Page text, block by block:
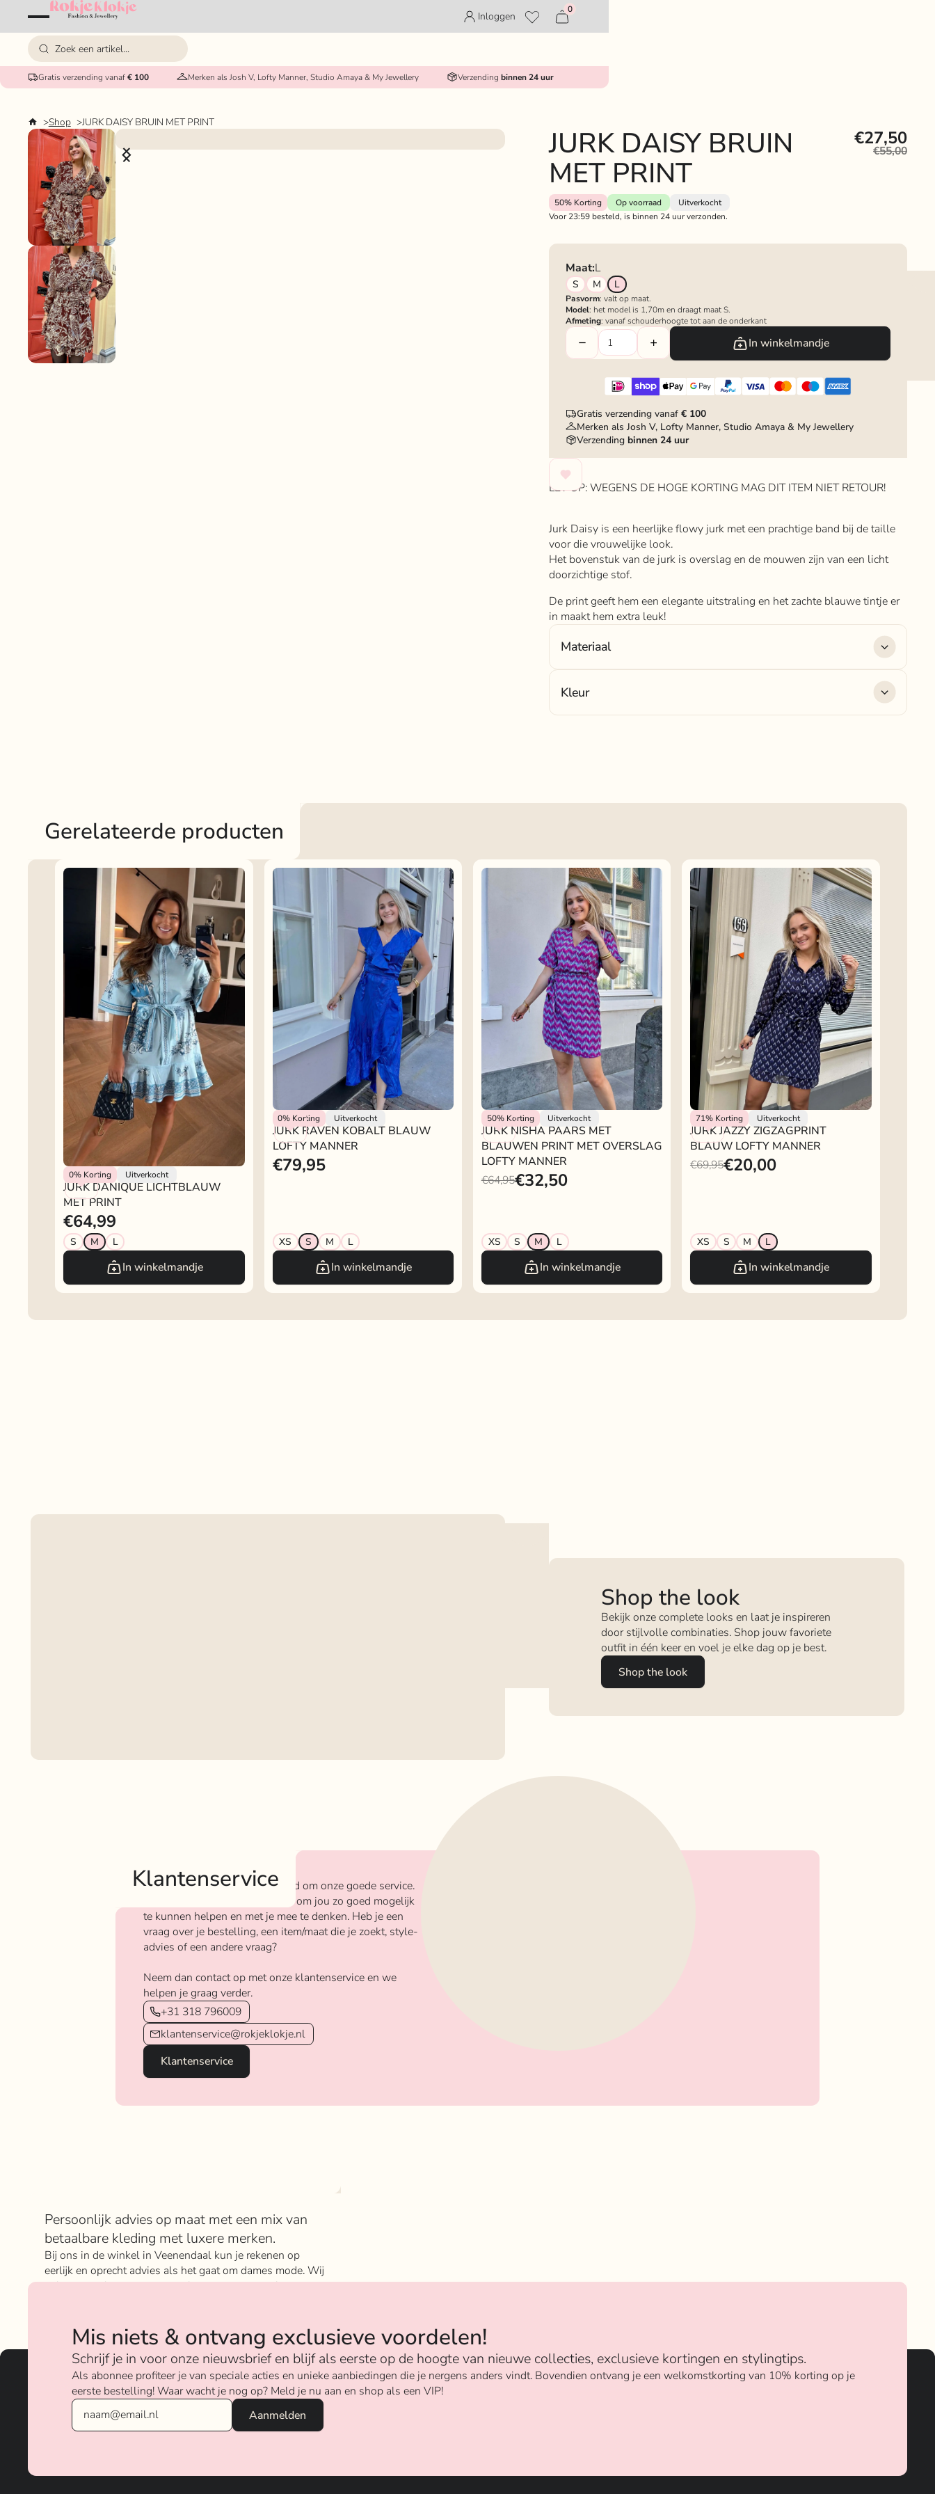
Inloggen
0
Gratis verzending vanaf€ 100 Merken als Josh V, Lofty Manner, Studio Amaya & My Jewellery Verzending binnen 24 uur
Shop JURK DAISY BRUIN MET PRINT
JURK DAISY BRUIN
MET PRINT
€27,50
€55,00
50% Korting Op voorraad
Uitverkocht
Voor 23:59 besteld, is binnen 24 uur verzonden.
Maat:L
S M L
Pasvorm: valt op maat.
Model: het model is 1,70m en draagt maat S.
Afmeting: vanaf schouderhoogte tot aan de onderkant
In winkelmandje
Gratis verzending vanaf € 100
Merken als Josh V, Lofty Manner, Studio Amaya & My Jewellery
Verzending binnen 24 uur
LET OP: WEGENS DE HOGE KORTING MAG DIT ITEM NIET RETOUR!
Jurk Daisy is een heerlijke flowy jurk met een prachtige band bij de taille
voor die vrouwelijke look.
Het bovenstuk van de jurk is overslag en de mouwen zijn van een licht
doorzichtige stof.
De print geeft hem een elegante uitstraling en het zachte blauwe tintje er
in maakt hem extra leuk!
Materiaal
Kleur
Gerelateerde producten
0% Korting Uitverkocht
Rokjeklokje
JURK DANIQUE LICHTBLAUW
MET PRINT
€64,99
S M L
In winkelmandje
0% Korting Uitverkocht
Lofty Manner
JURK RAVEN KOBALT BLAUW
LOFTY MANNER
€79,95
XS S M L
In winkelmandje
50%Korting Uitverkocht
Lofty Manner
JURK NISHA PAARS MET
BLAUWEN PRINT MET OVERSLAG
LOFTY MANNER
€64,95€32,50
XS S M L
In winkelmandje
71%Korting Uitverkocht
Lofty Manner
JURK JAZZY ZIGZAGPRINT
BLAUW LOFTY MANNER
€69,95€20,00
XS S M L
In winkelmandje
Shop the look
Bekijk onze complete looks en laat je inspireren
door stijlvolle combinaties. Shop jouw favoriete
outfit in één keer en voel je elke dag op je best.
Shop the look
Klantenservice
Bij Rokjeklokje staan we bekend om onze goede service.
We vinden het super belangrijk om jou zo goed mogelijk
te kunnen helpen en met je mee te denken. Heb je een
vraag over je bestelling, een item/maat die je zoekt, style-
advies of een andere vraag?
Neem dan contact op met onze klantenservice en we
helpen je graag verder.
+31 318 796009
klantenservice@rokjeklokje.nl
Klantenservice
Over Rokje Klokje
Persoonlijk advies op maat met een mix van
betaalbare kleding met luxere merken.
Bij ons in de winkel in Veenendaal kun je rekenen op
eerlijk en oprecht advies als het gaat om dames mode. Wij
geloven sterk in ons concept; het mixen en matchen van
Over ons
Mis niets & ontvang exclusieve voordelen!
Schrijf je in voor onze nieuwsbrief en blijf als eerste op de hoogte van nieuwe collecties, exclusieve kortingen en stylingtips.
Als abonnee profiteer je van speciale acties en unieke aanbiedingen die je nergens anders vindt. Bovendien ontvang je een welkomstkorting van 10% korting op je
eerste bestelling! Waar wacht je nog op? Meld je nu aan en shop als een VIP!